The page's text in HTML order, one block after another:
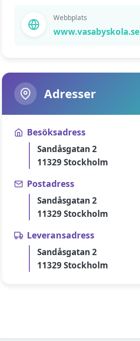
Webbplats
www.vasabyskola.se
Adresser
Besöksadress
Sandåsgatan 2
11329 Stockholm
Postadress
Sandåsgatan 2
11329 Stockholm
Leveransadress
Sandåsgatan 2
11329 Stockholm